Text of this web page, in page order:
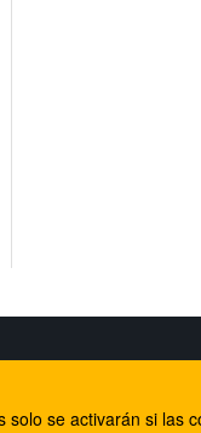
se activarán si las